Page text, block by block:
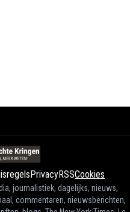
PrivacyRSSCookies
journalistiek, dagelijks, nieuws,
commentaren, nieuwsberichten,